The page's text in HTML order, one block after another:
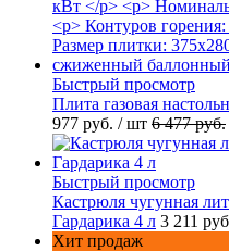
Быстрый просмотр
Плита газовая
977 руб. / шт 6 477 руб.
Быстрый просмотр
Кастрюля чугунная
Гардарика 4 л 3 211
Хит продаж